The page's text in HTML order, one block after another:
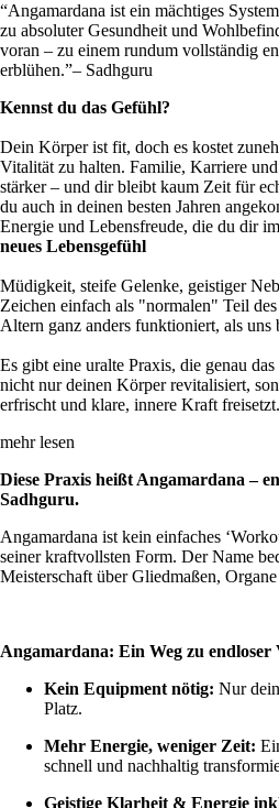
“Angamardana ist ein mächtiges
zu absoluter Gesundheit und
voran – zu einem rundum vollständig
erblühen.”– Sadhguru
Kennst du das Gefühl?
Dein Körper ist fit, doch es kostet
Vitalität zu halten. Familie, Karriere
stärker – und dir bleibt kaum Zeit für
du auch in deinen besten Jahren
Energie und Lebensfreude, die du dir
neues Lebensgefühl
Müdigkeit, steife Gelenke, geistiger
Zeichen einfach als "normalen" Teil
Altern ganz anders funktioniert, als uns
Es gibt eine uralte Praxis, die genau
nicht nur deinen Körper revitalisiert,
erfrischt und klare, innere Kraft freisetzt.
mehr lesen
Diese Praxis heißt Angamardana –
Sadhguru.
Angamardana ist kein einfaches
seiner kraftvollsten Form. Der Name
Meisterschaft über Gliedmaßen,
Angamardana: Ein Weg zu endloser
Kein Equipment nötig: Nur
Platz.
Mehr Energie, weniger Zeit:
schnell und nachhaltig
Geistige Klarheit & Energie